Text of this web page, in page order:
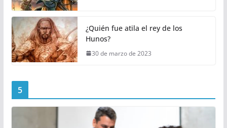
¿Quién fue atila el rey de los
Hunos?
30 de marzo de 2023
5